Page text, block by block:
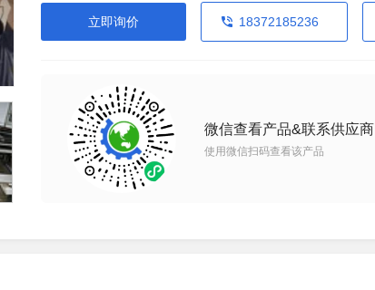
立即询价 18372185236
微信查看产品&联系供应商
使用微信扫码查看该产品